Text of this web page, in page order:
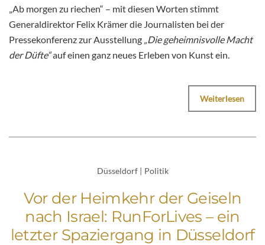
„Ab morgen zu riechen“ – mit diesen Worten stimmt
Generaldirektor Felix Krämer die Journalisten bei der
Pressekonferenz zur Ausstellung „Die geheimnisvolle Macht
der Düfte“auf einen ganz neues Erleben von Kunst ein.
Weiterlesen
Düsseldorf | Politik
Vor der Heimkehr der Geiseln
nach Israel: RunForLives – ein
letzter Spaziergang in Düsseldorf